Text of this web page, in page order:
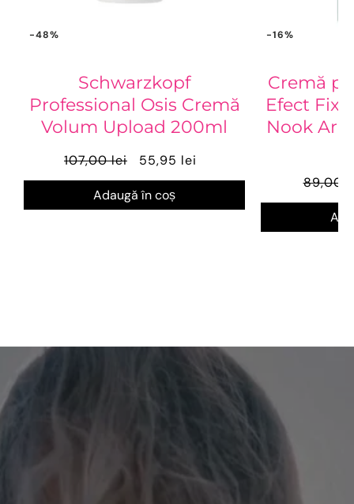
-48%
Schwarzkopf
Professional Osis Cremă
Volum Upload 200ml
107,00 lei 55,95 lei
Adaugă în coș
-16%
Cremă
Efect
Nook
89,00